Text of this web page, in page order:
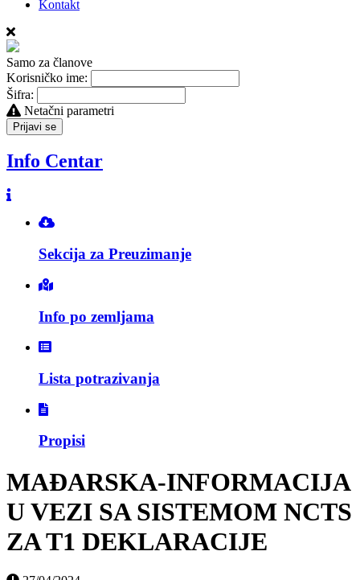
Kontakt
Samo za članove
Korisničko ime:
Šifra:
Netačni parametri
Prijavi se
Info Centar
Sekcija za Preuzimanje
Info po zemljama
Lista potrazivanja
Propisi
MAĐARSKA-INFORMACIJA
U VEZI SA SISTEMOM NCTS
ZA T1 DEKLARACIJE